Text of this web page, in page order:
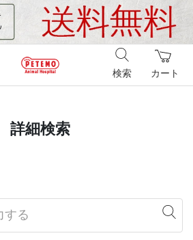
カート
検索
詳細検索